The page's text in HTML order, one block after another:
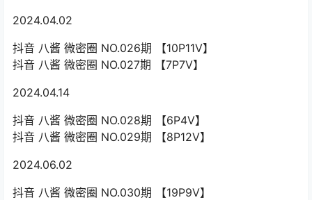
2024.04.02
抖音 八酱 微密圈 NO.026期 【10P11V】
抖音 八酱 微密圈 NO.027期 【7P7V】
2024.04.14
抖音 八酱 微密圈 NO.028期 【6P4V】
抖音 八酱 微密圈 NO.029期 【8P12V】
2024.06.02
抖音 八酱 微密圈 NO.030期 【19P9V】